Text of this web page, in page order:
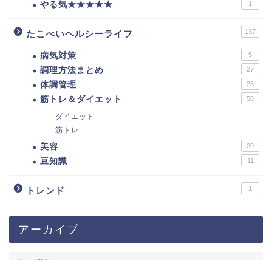
やる気★★★★★ 1
たこべいヘルシーライフ 137
病気対策 5
調理方法まとめ 27
体調管理 23
筋トレ＆ダイエット 56
ダイエット
筋トレ
美容 20
豆知識 11
トレンド 1
アーカイブ